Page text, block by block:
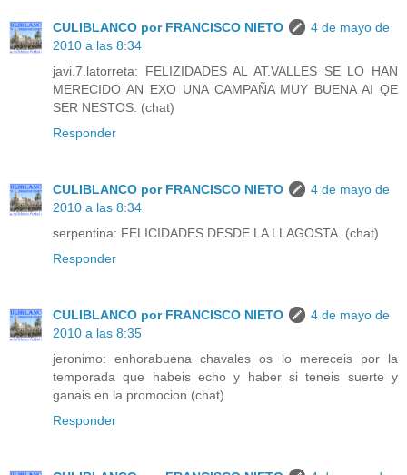
CULIBLANCO por FRANCISCO NIETO
4 de mayo de
2010 a las 8:34
javi.7.latorreta: FELIZIDADES AL AT.VALLES SE LO HAN
MERECIDO AN EXO UNA CAMPAÑA MUY BUENA AI QE
SER NESTOS. (chat)
Responder
CULIBLANCO por FRANCISCO NIETO
4 de mayo de
2010 a las 8:34
serpentina: FELICIDADES DESDE LA LLAGOSTA. (chat)
Responder
CULIBLANCO por FRANCISCO NIETO
4 de mayo de
2010 a las 8:35
jeronimo: enhorabuena chavales os lo mereceis por la
temporada que habeis echo y haber si teneis suerte y
ganais en la promocion (chat)
Responder